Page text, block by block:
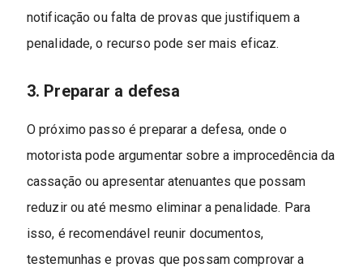
notificação ou falta de provas que justifiquem a
penalidade, o recurso pode ser mais eficaz.
3. Preparar a defesa
O próximo passo é preparar a defesa, onde o
motorista pode argumentar sobre a improcedência da
cassação ou apresentar atenuantes que possam
reduzir ou até mesmo eliminar a penalidade. Para
isso, é recomendável reunir documentos,
testemunhas e provas que possam comprovar a